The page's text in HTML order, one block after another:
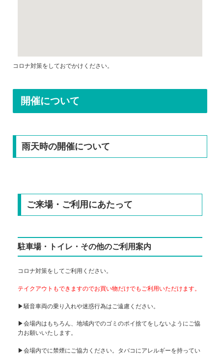
コロナ対策をしておでかけください。
開催について
雨天時の開催について
ご来場・ご利用にあたって
駐車場・トイレ・その他のご利用案内
コロナ対策をしてご利用ください。
テイクアウトもできますのでお買い物だけでもご利用いただけます。
▶騒音車両の乗り入れや迷惑行為はご遠慮ください。
▶会場内はもちろん、地域内でのゴミのポイ捨てをしないようにご協
力お願いいたします。
▶会場内でに禁煙にご協力ください。タバコにアレルギーを持ってい